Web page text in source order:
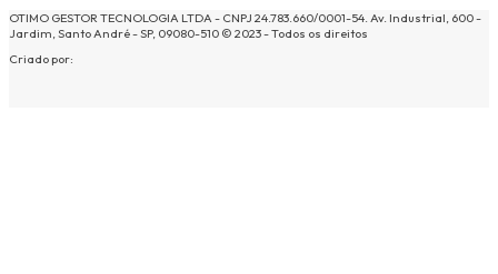
OTIMO GESTOR TECNOLOGIA LTDA - CNPJ 24.783.660/0001-54. Av. Industrial, 600 -
Jardim, Santo André - SP, 09080-510 © 2023 - Todos os direitos
Criado por: